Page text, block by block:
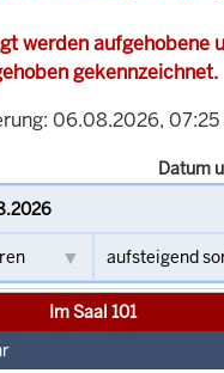
werden aufgehobene
gekennzeichnet.
06.08.2026, 07:25
Datum
Im Saal 101